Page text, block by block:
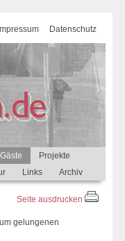
Impressum Datenschutz
Gäste
Projekte
Links Archiv
Seite ausdrucken
gelungenen